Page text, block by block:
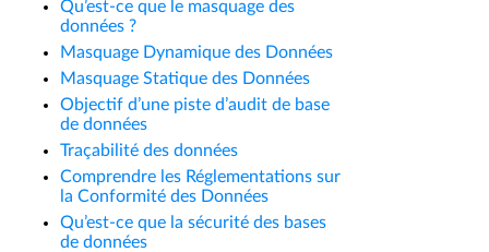
Qu’est-ce que le masquage des
données ?
Masquage Dynamique des Données
Masquage Statique des Données
Objectif d’une piste d’audit de base
de données
Traçabilité des données
Comprendre les Réglementations sur
la Conformité des Données
Qu’est-ce que la sécurité des bases
de données